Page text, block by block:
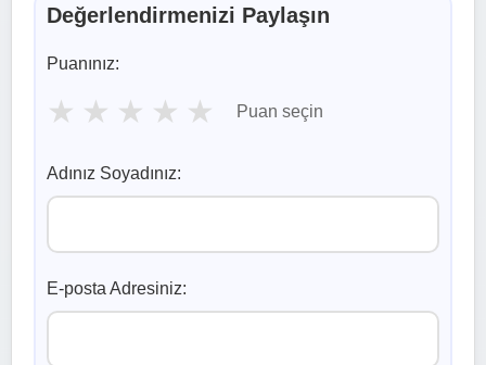
Değerlendirmenizi Paylaşın
Puanınız:
★ ★ ★ ★ ★ Puan seçin
Adınız Soyadınız:
E-posta Adresiniz: